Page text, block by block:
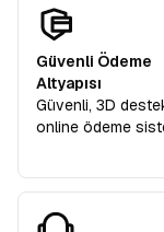
Güvenli Ödeme
Altyapısı
Güvenli, 3D
online ödeme